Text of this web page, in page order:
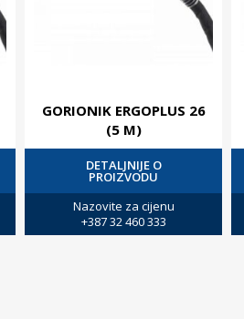
GORIONIK ERGOPLUS 26
(5 M)
DETALJNIJE O
PROIZVODU
Nazovite za cijenu
+387 32 460 333